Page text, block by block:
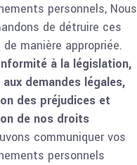
personnels, Nous
de détruire ces
de manière appropriée.
à la législation,
demandes légales,
des préjudices et
de nos droits
communiquer vos
personnels